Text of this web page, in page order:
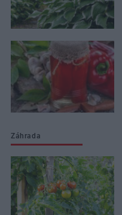
Záhrada